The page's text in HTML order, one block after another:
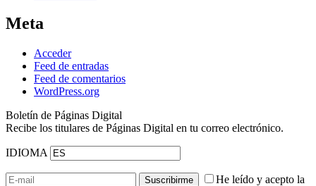
Meta
Acceder
Feed de entradas
Feed de comentarios
WordPress.org
Boletín de Páginas Digital
Recibe los titulares de Páginas Digital en tu correo electrónico.
IDIOMA
He leído y acepto la